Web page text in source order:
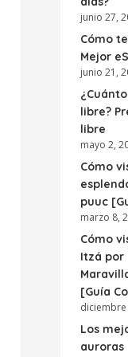
junio 27,
Cómo
Mejor
junio 21,
libre?
libre
mayo 2,
Cómo
puuc
marzo 8,
Cómo
Itzá por
[Guía
diciembre
Los
auroras